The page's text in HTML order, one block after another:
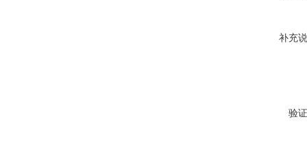
补充
验